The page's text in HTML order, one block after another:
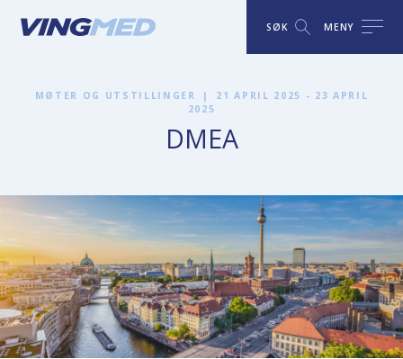
SØK MENY
MØTER OG UTSTILLINGER |
21 APRIL 2025 - 23 APRIL
2025
DMEA